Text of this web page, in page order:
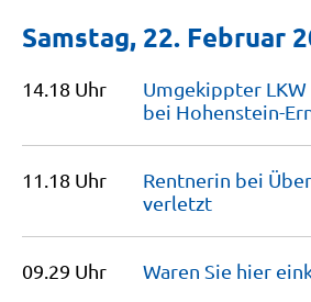
Samstag, 22. Februar
14.18 Uhr
Umgekippter
bei Hohenstein-
11.18 Uhr
Rentnerin bei
verletzt
09.29 Uhr Waren Sie hier